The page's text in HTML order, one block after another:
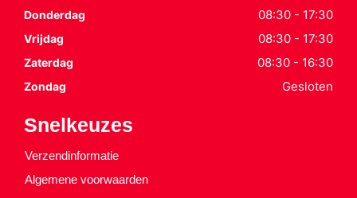
Donderdag 08:30 - 17:30
Vrijdag 08:30 - 17:30
Zaterdag 08:30 - 16:30
Zondag Gesloten
Snelkeuzes
Verzendinformatie
Algemene voorwaarden